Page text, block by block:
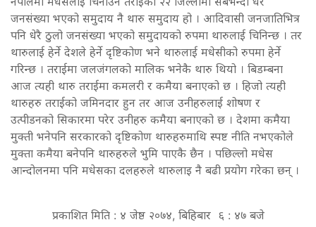
जनसंख्या भएको समुदाय नै थारु समुदाय हो । आदिवासी जनजातिभित्र
पनि धेरै ठुलो जनसंख्या भएको समुदायको रुपमा थारुलाई चिनिन्छ । तर
थारुलाई हेर्ने देशले हेर्ने दृष्टिकोण भने थारुलाई मधेसीको रुपमा हेर्ने
गरिन्छ । तराईमा जलजंगलको मालिक भनेकै थारु थियो । बिडम्बना
आज त्यही थारु तराईमा कमलरी र कमैया बनाएको छ । हिजो त्यही
थारुहरु तराईको जमिनदार हुन तर आज उनीहरुलाई शोषण र
उत्पीडनको सिकारमा परेर उनीहरु कमैया बनाएको छ । देशमा कमैया
मुक्ती भनेपनि सरकारको दृष्टिकोण थारुहरुमाथि स्पष्ट नीति नभएकोले
मुक्ता कमैया बनेपनि थारुहरुले भुमि पाएकै छैन । पछिल्लो मधेस
आन्दोलनमा पनि मधेसका दलहरुले थारुलाइ नै बढी प्रयोग गरेका छन् ।
प्रकाशित मिति : ४ जेष्ठ २०७४, बिहिबार ६ : ४७ बजे